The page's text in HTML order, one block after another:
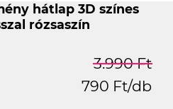
hátlap 3D színes
rózsaszín
3.990 Ft
790 Ft/db